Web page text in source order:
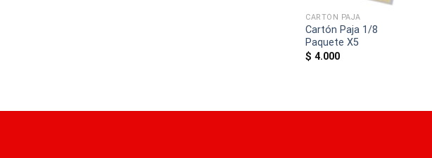
CARTÓN PAJA
Cartón Paja 1/8
Paquete X5
$ 4.000